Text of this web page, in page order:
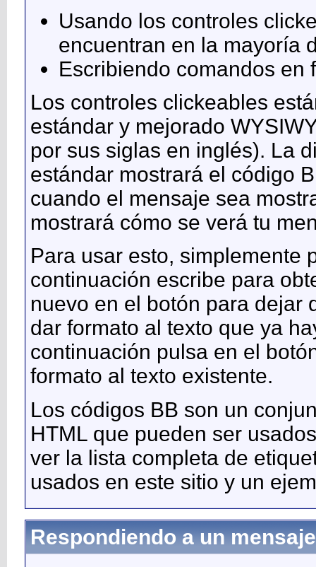
Usando los controles
encuentran en la mayoría
Escribiendo comandos en
Los controles clickeables
estándar y mejorado
por sus siglas en inglés). La
estándar mostrará el código
cuando el mensaje sea
mostrará cómo se verá tu
Para usar esto, simplemente
continuación escribe para
nuevo en el botón para dejar
dar formato al texto que ya
continuación pulsa en el
formato al texto existente.
Los códigos BB son un
HTML que pueden ser
ver la lista completa de
usados en este sitio y un
Respondiendo a un mensaje